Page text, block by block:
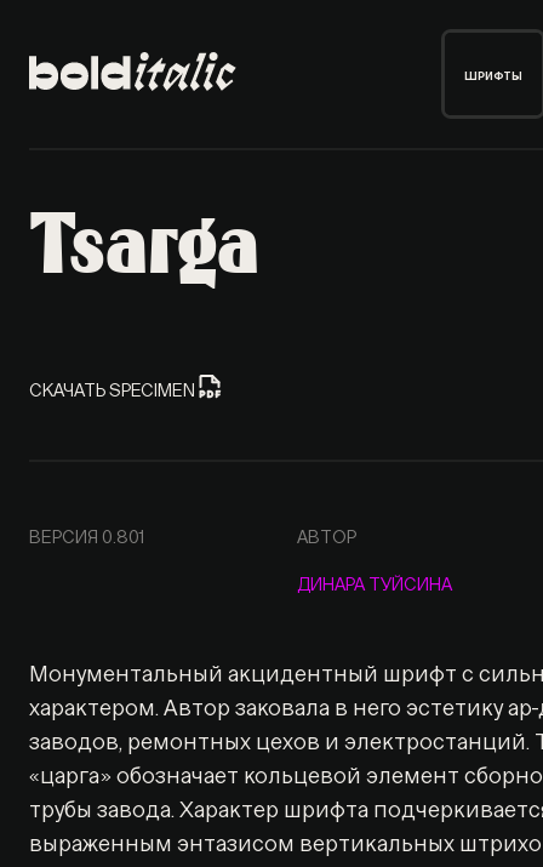
ШРИФТЫ
Tsarga
СКАЧАТЬ SPECIMEN
ВЕРСИЯ 0.801
АВТОР
ДИНАРА ТУЙСИНА
Монументальный акцидентный шрифт с
характером. Автор заковала в него эстетику
заводов, ремонтных цехов и электростанций.
«царга» обозначает кольцевой элемент
трубы завода. Характер шрифта
выраженным энтазисом вертикальных